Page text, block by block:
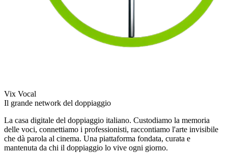
Vix Vocal
Il grande network del doppiaggio
La casa digitale del doppiaggio italiano. Custodiamo la memoria
delle voci, connettiamo i professionisti, raccontiamo l'arte invisibile
che dà parola al cinema. Una piattaforma fondata, curata e
mantenuta da chi il doppiaggio lo vive ogni giorno.